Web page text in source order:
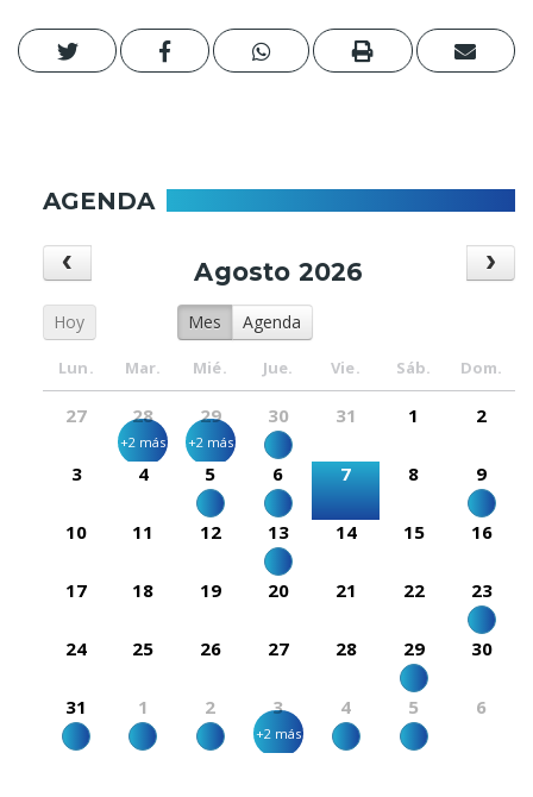
AGENDA
Hoy Mes Agenda
Agosto 2026
Lun. Mar. Mié. Jue. Vie. Sáb. Dom.
27 28 29 30 31 1 2
+2 más +2 más
3 4 5 6 7 8 9
10 11 12 13 14 15 16
17 18 19 20 21 22 23
24 25 26 27 28 29 30
31 1 2 3 4 5 6
+2 más